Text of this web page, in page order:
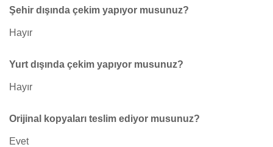
Şehir dışında çekim yapıyor musunuz?
Hayır
Yurt dışında çekim yapıyor musunuz?
Hayır
Orijinal kopyaları teslim ediyor musunuz?
Evet